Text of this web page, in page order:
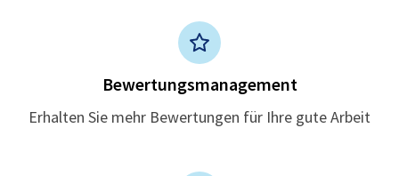
Bewertungsmanagement
Erhalten Sie mehr Bewertungen für Ihre gute Arbeit